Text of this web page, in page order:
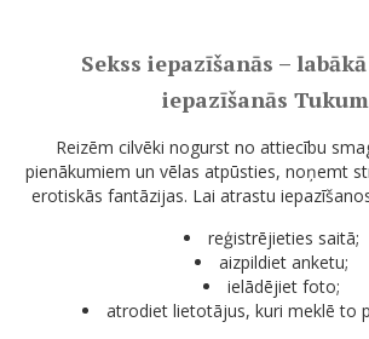
Sekss iepazīšanās –
iepazīšanās
Reizēm cilvēki nogurst no attiecību
pienākumiem un vēlas atpūsties, noņemt
erotiskās fantāzijas. Lai atrastu
reģistrējieties saitā;
aizpildiet anketu;
ielādējiet foto;
atrodiet lietotājus, kuri meklē to